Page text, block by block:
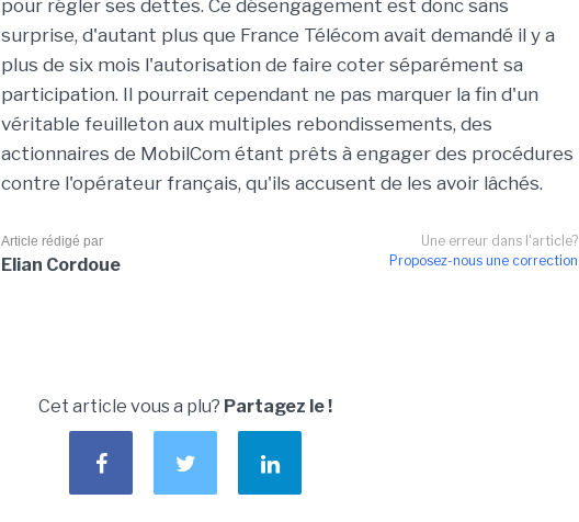
pour régler ses dettes. Ce désengagement est donc sans
surprise, d'autant plus que France Télécom avait demandé il y a
plus de six mois l'autorisation de faire coter séparément sa
participation. Il pourrait cependant ne pas marquer la fin d'un
véritable feuilleton aux multiples rebondissements, des
actionnaires de MobilCom étant prêts à engager des procédures
contre l'opérateur français, qu'ils accusent de les avoir lâchés.
Une erreur dans l'article?
Proposez-nous une correction
Article rédigé par
Elian Cordoue
Cet article vous a plu? Partagez le !